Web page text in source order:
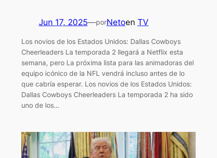
Jun 17, 2025—porNetoen TV
Los novios de los Estados Unidos: Dallas Cowboys
Cheerleaders La temporada 2 llegará a Netflix esta
semana, pero La próxima lista para las animadoras del
equipo icónico de la NFL vendrá incluso antes de lo
que cabría esperar. Los novios de los Estados Unidos:
Dallas Cowboys Cheerleaders La temporada 2 ha sido
uno de los…